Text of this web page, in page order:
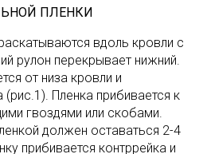
ПЛЕНКИ
вдоль кровли с
рулон перекрывает нижний.
от низа кровли и
(рис.1). Пленка прибивается к
гвоздями или скобами.
должен оставаться 2-4
прибивается контррейка и